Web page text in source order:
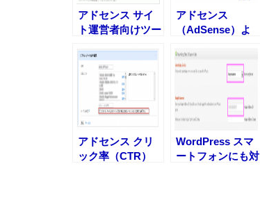
アドセンス サイ
ト運営者向けツー
ールしてみた。
アドセンス
（AdSense）よ
メッセージが来ま
した。
アドセンス クリ
ック率（CTR）
WordPress スマ
ートフォンにも対